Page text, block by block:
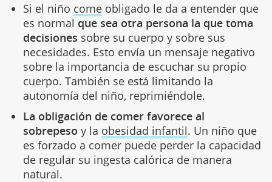
Si el niño comeobligado le da a entender que
es normal que sea otra persona la que toma
decisiones sobre su cuerpo y sobre sus
necesidades. Esto envía un mensaje negativo
sobre la importancia de escuchar su propio
cuerpo. También se está limitando la
autonomía del niño, reprimiéndole.
La obligación de comer favorece al
sobrepeso y la obesidad infantil. Un niño que
es forzado a comer puede perder la capacidad
de regular su ingesta calórica de manera
natural.